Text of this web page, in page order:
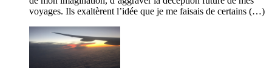
voyages. Ils exaltèrent l’idée que je me faisais de certains (…)